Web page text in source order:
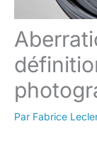
Par Fabrice